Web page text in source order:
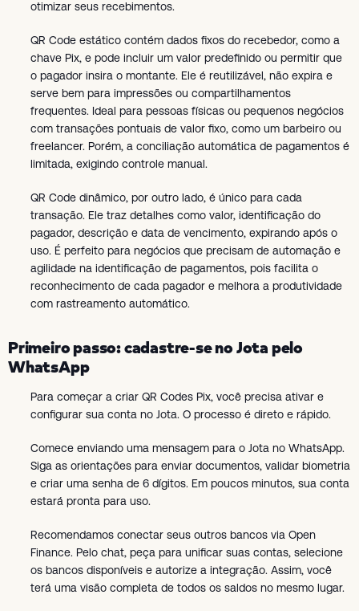
otimizar seus recebimentos.
QR Code estático contém dados fixos do recebedor, como a
chave Pix, e pode incluir um valor predefinido ou permitir que
o pagador insira o montante. Ele é reutilizável, não expira e
serve bem para impressões ou compartilhamentos
frequentes. Ideal para pessoas físicas ou pequenos negócios
com transações pontuais de valor fixo, como um barbeiro ou
freelancer. Porém, a conciliação automática de pagamentos é
limitada, exigindo controle manual.
QR Code dinâmico, por outro lado, é único para cada
transação. Ele traz detalhes como valor, identificação do
pagador, descrição e data de vencimento, expirando após o
uso. É perfeito para negócios que precisam de automação e
agilidade na identificação de pagamentos, pois facilita o
reconhecimento de cada pagador e melhora a produtividade
com rastreamento automático.
Primeiro passo: cadastre-se no Jota pelo
WhatsApp
Para começar a criar QR Codes Pix, você precisa ativar e
configurar sua conta no Jota. O processo é direto e rápido.
Comece enviando uma mensagem para o Jota no WhatsApp.
Siga as orientações para enviar documentos, validar biometria
e criar uma senha de 6 dígitos. Em poucos minutos, sua conta
estará pronta para uso.
Recomendamos conectar seus outros bancos via Open
Finance. Pelo chat, peça para unificar suas contas, selecione
os bancos disponíveis e autorize a integração. Assim, você
terá uma visão completa de todos os saldos no mesmo lugar.